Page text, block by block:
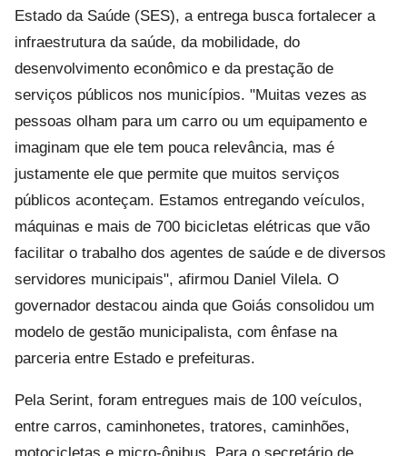
Estado da Saúde (SES), a entrega busca fortalecer a
infraestrutura da saúde, da mobilidade, do
desenvolvimento econômico e da prestação de
serviços públicos nos municípios. "Muitas vezes as
pessoas olham para um carro ou um equipamento e
imaginam que ele tem pouca relevância, mas é
justamente ele que permite que muitos serviços
públicos aconteçam. Estamos entregando veículos,
máquinas e mais de 700 bicicletas elétricas que vão
facilitar o trabalho dos agentes de saúde e de diversos
servidores municipais", afirmou Daniel Vilela. O
governador destacou ainda que Goiás consolidou um
modelo de gestão municipalista, com ênfase na
parceria entre Estado e prefeituras.
Pela Serint, foram entregues mais de 100 veículos,
entre carros, caminhonetes, tratores, caminhões,